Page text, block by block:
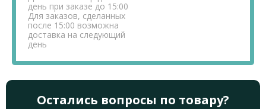
день при заказе до 15:00
Для заказов, сделанных
после 15:00 возможна
доставка на следующий
день
Остались вопросы по товару?